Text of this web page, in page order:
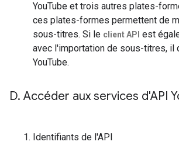
YouTube et trois autres plates-
ces plates-formes permettent de
sous-titres. Si le client API est
avec l'importation de sous-titres, il
YouTube.
D. Accéder aux services d'API
Identifiants de l'API